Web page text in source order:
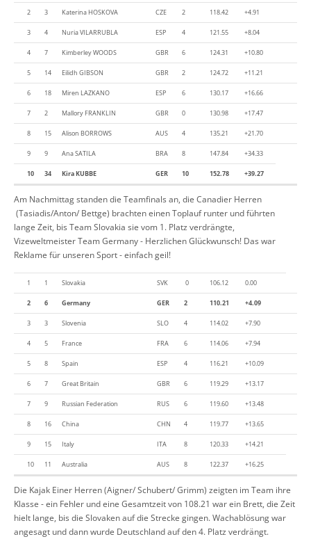
2 3 Katerina HOSKOVA CZE 2 118.42 +4.91
3 4 Nuria VILARRUBLA ESP 4 121.55 +8.04
4 7 Kimberley WOODS GBR 6 124.31 +10.80
5 14 Eilidh GIBSON GBR 2 124.72 +11.21
6 18 Miren LAZKANO ESP 6 130.17 +16.66
7 2 Mallory FRANKLIN GBR 0 130.98 +17.47
8 15 Alison BORROWS AUS 4 135.21 +21.70
9 9 Ana SATILA BRA 8 147.84 +34.33
10 34 Kira KUBBE GER 10 152.78 +39.27
Am Nachmittag standen die Teamfinals an, die Canadier Herren
(Tasiadis/Anton/ Bettge) brachten einen Toplauf runter und führten
lange Zeit, bis Team Slovakia sie vom 1. Platz verdrängte,
Vizeweltmeister Team Germany - Herzlichen Glückwunsch! Das war
Reklame für unseren Sport - einfach geil!
1 1 Slovakia SVK 0 106.12 0.00
2 6 Germany GER 2 110.21 +4.09
3 3 Slovenia SLO 4 114.02 +7.90
4 5 France FRA 6 114.06 +7.94
5 8 Spain ESP 4 116.21 +10.09
6 7 Great Britain GBR 6 119.29 +13.17
7 9 Russian Federation RUS 6 119.60 +13.48
8 16 China CHN 4 119.77 +13.65
9 15 Italy ITA 8 120.33 +14.21
10 11 Australia AUS 8 122.37 +16.25
Die Kajak Einer Herren (Aigner/ Schubert/ Grimm) zeigten im Team ihre
Klasse - ein Fehler und eine Gesamtzeit von 108.21 war ein Brett, die Zeit
hielt lange, bis die Slovaken auf die Strecke gingen. Wachablösung war
angesagt und dann wurde Deutschland auf den 4. Platz verdrängt.